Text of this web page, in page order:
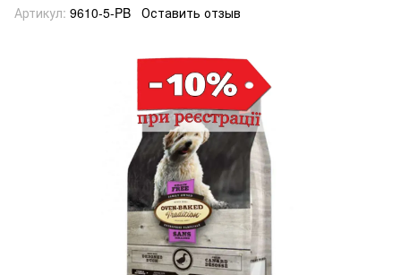
Артикул: 9610-5-PB Оставить отзыв